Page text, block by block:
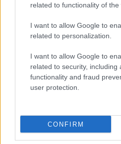
related to functionality of the
I want to allow Google to
related to personalization.
I want to allow Google to
related to security, including
functionality and fraud
user protection.
CONFIRM